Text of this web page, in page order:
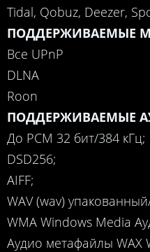
Tidal, Qobuz, Deezer,
ПОДДЕРЖИВАЕМЫЕ
Все UPnP
DLNA
Roon
ПОДДЕРЖИВАЕМЫЕ
До PCM 32 бит/384 кГц;
DSD256;
AIFF;
WAV (wav)
WMA Windows Media
Аудио метафайлы WAX